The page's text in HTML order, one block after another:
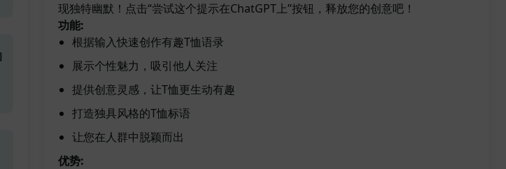
现独特幽默！点击“尝试这个提示在ChatGPT上”按钮，释放您的创意吧！
功能:
根据输入快速创作有趣T恤语录
展示个性魅力，吸引他人关注
提供创意灵感，让T恤更生动有趣
打造独具风格的T恤标语
让您在人群中脱颖而出
优势: